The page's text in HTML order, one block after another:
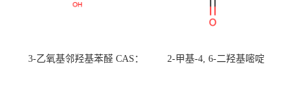
3-乙氧基邻羟基苯醛 CAS：
2-甲基-4, 6-二羟基嘧啶